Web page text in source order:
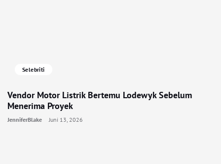
Selebriti
Vendor Motor Listrik Bertemu Lodewyk Sebelum
Menerima Proyek
JenniferBlake Juni 13, 2026